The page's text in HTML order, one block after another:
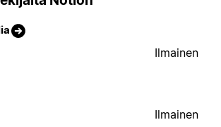
Ilmainen
Ilmainen